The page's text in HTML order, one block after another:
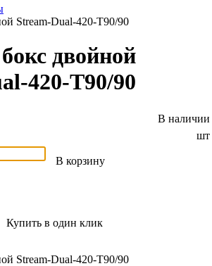
Stream-Dual-420-T90/90
двойной
420-T90/90
В наличии
шт
В корзину
Купить в один клик
Stream-Dual-420-T90/90